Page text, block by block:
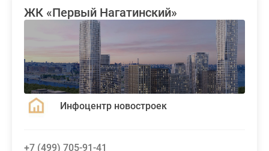
ЖК «Первый Нагатинский»
Инфоцентр новостроек
+7 (499) 705-91-41